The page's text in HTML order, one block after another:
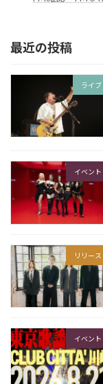
最近の投稿
ライブ
イベント
リリース
イベント